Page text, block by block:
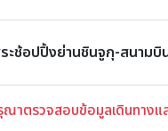
ะช้อปปิ้งย่านชินจูกุ-สนามบิ
ตรวจสอบข้อมูลเดินทางแล